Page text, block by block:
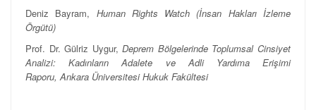
Deniz Bayram, Human Rights Watch (İnsan Hakları İzleme
Örgütü)
Prof. Dr. Gülriz Uygur,Deprem Bölgelerinde Toplumsal Cinsiyet
Analizi: Kadınların Adalete ve Adli Yardıma Erişimi
Raporu, Ankara Üniversitesi Hukuk Fakültesi